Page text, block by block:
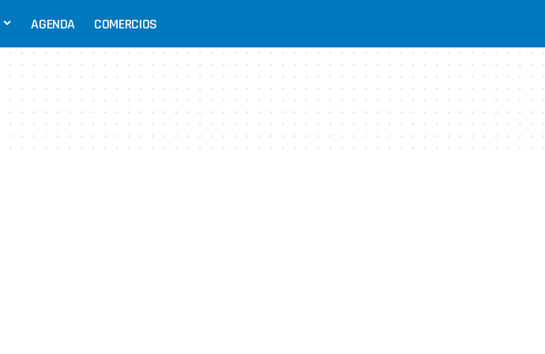
AGENDA COMERCIOS